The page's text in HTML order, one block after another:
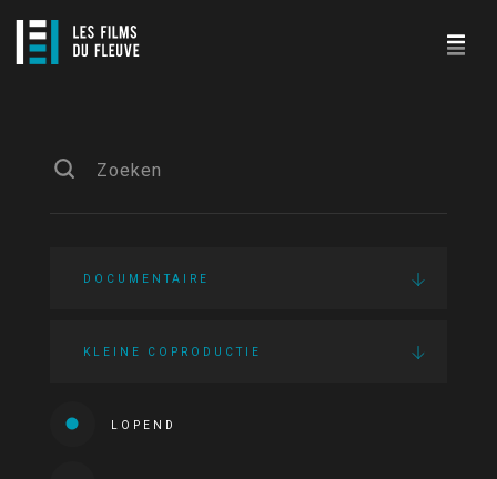
DOCUMENTAIRE
KLEINE COPRODUCTIE
LOPEND